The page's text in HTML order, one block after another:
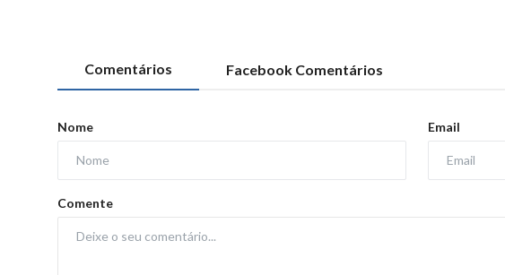
Comentários Facebook Comentários
Nome Email
Comente